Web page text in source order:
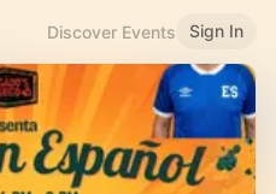
Discover Events Sign In